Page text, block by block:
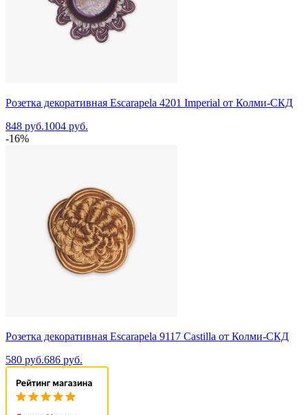
Розетка декоративная Escarapela 4201 Imperial от Колми-СКД
848 руб.1004 руб.
-16%
Розетка декоративная Escarapela 9117 Castilla от Колми-СКД
580 руб.686 руб.